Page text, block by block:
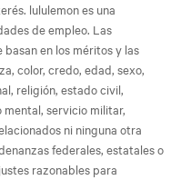
lululemon es una
de empleo. Las
en los méritos y las
color, credo, edad, sexo,
religión, estado civil,
servicio militar,
ni ninguna otra
federales, estatales o
razonables para